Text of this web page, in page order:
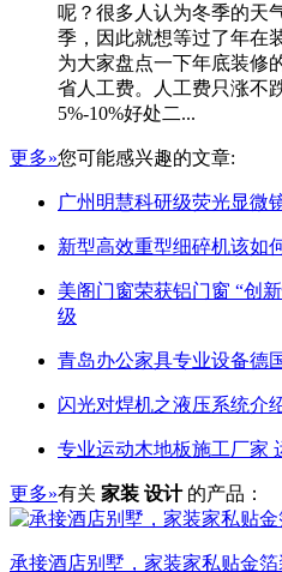
呢？很多人认为冬季的天
季，因此就想等过了年在
为大家盘点一下年底装修
省人工费。人工费只涨不
5%-10%好处二...
更多»您可能感兴趣的文章:
广州明慧科研级荧光显微
新型高效重型细碎机该如
美阁门窗荣获铝门窗 “创
级
青岛办公家具专业设备德
闪光对焊机之液压系统介
专业运动木地板施工厂家
更多»有关 家装 设计 的产品：
承接酒店别墅，家装家私贴金